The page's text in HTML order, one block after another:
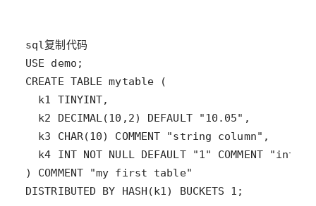
USE demo ;
CREATE TABLE mytable
(
  k1
TINYINT,
  k2
DECIMAL(10 , 2) DEFAULT "10.05" ,
  k3
CHAR(10) COMMENT "string column" ,
  k4
INT NOT NULL DEFAULT "1" COMMENT
"int
)
COMMENT
"my first table"
DISTRIBUTED BY HASH (k1) BUCKETS 1 ;